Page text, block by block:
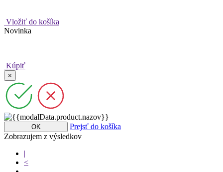
Vložiť do košíka
Novinka
Kúpiť
×
OK
Prejsť do košíka
Zobrazujem z výsledkov
|
<